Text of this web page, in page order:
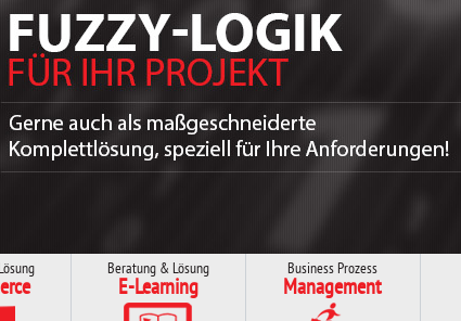
Beratung & Lösung
E-Learning
Business Prozess
Management